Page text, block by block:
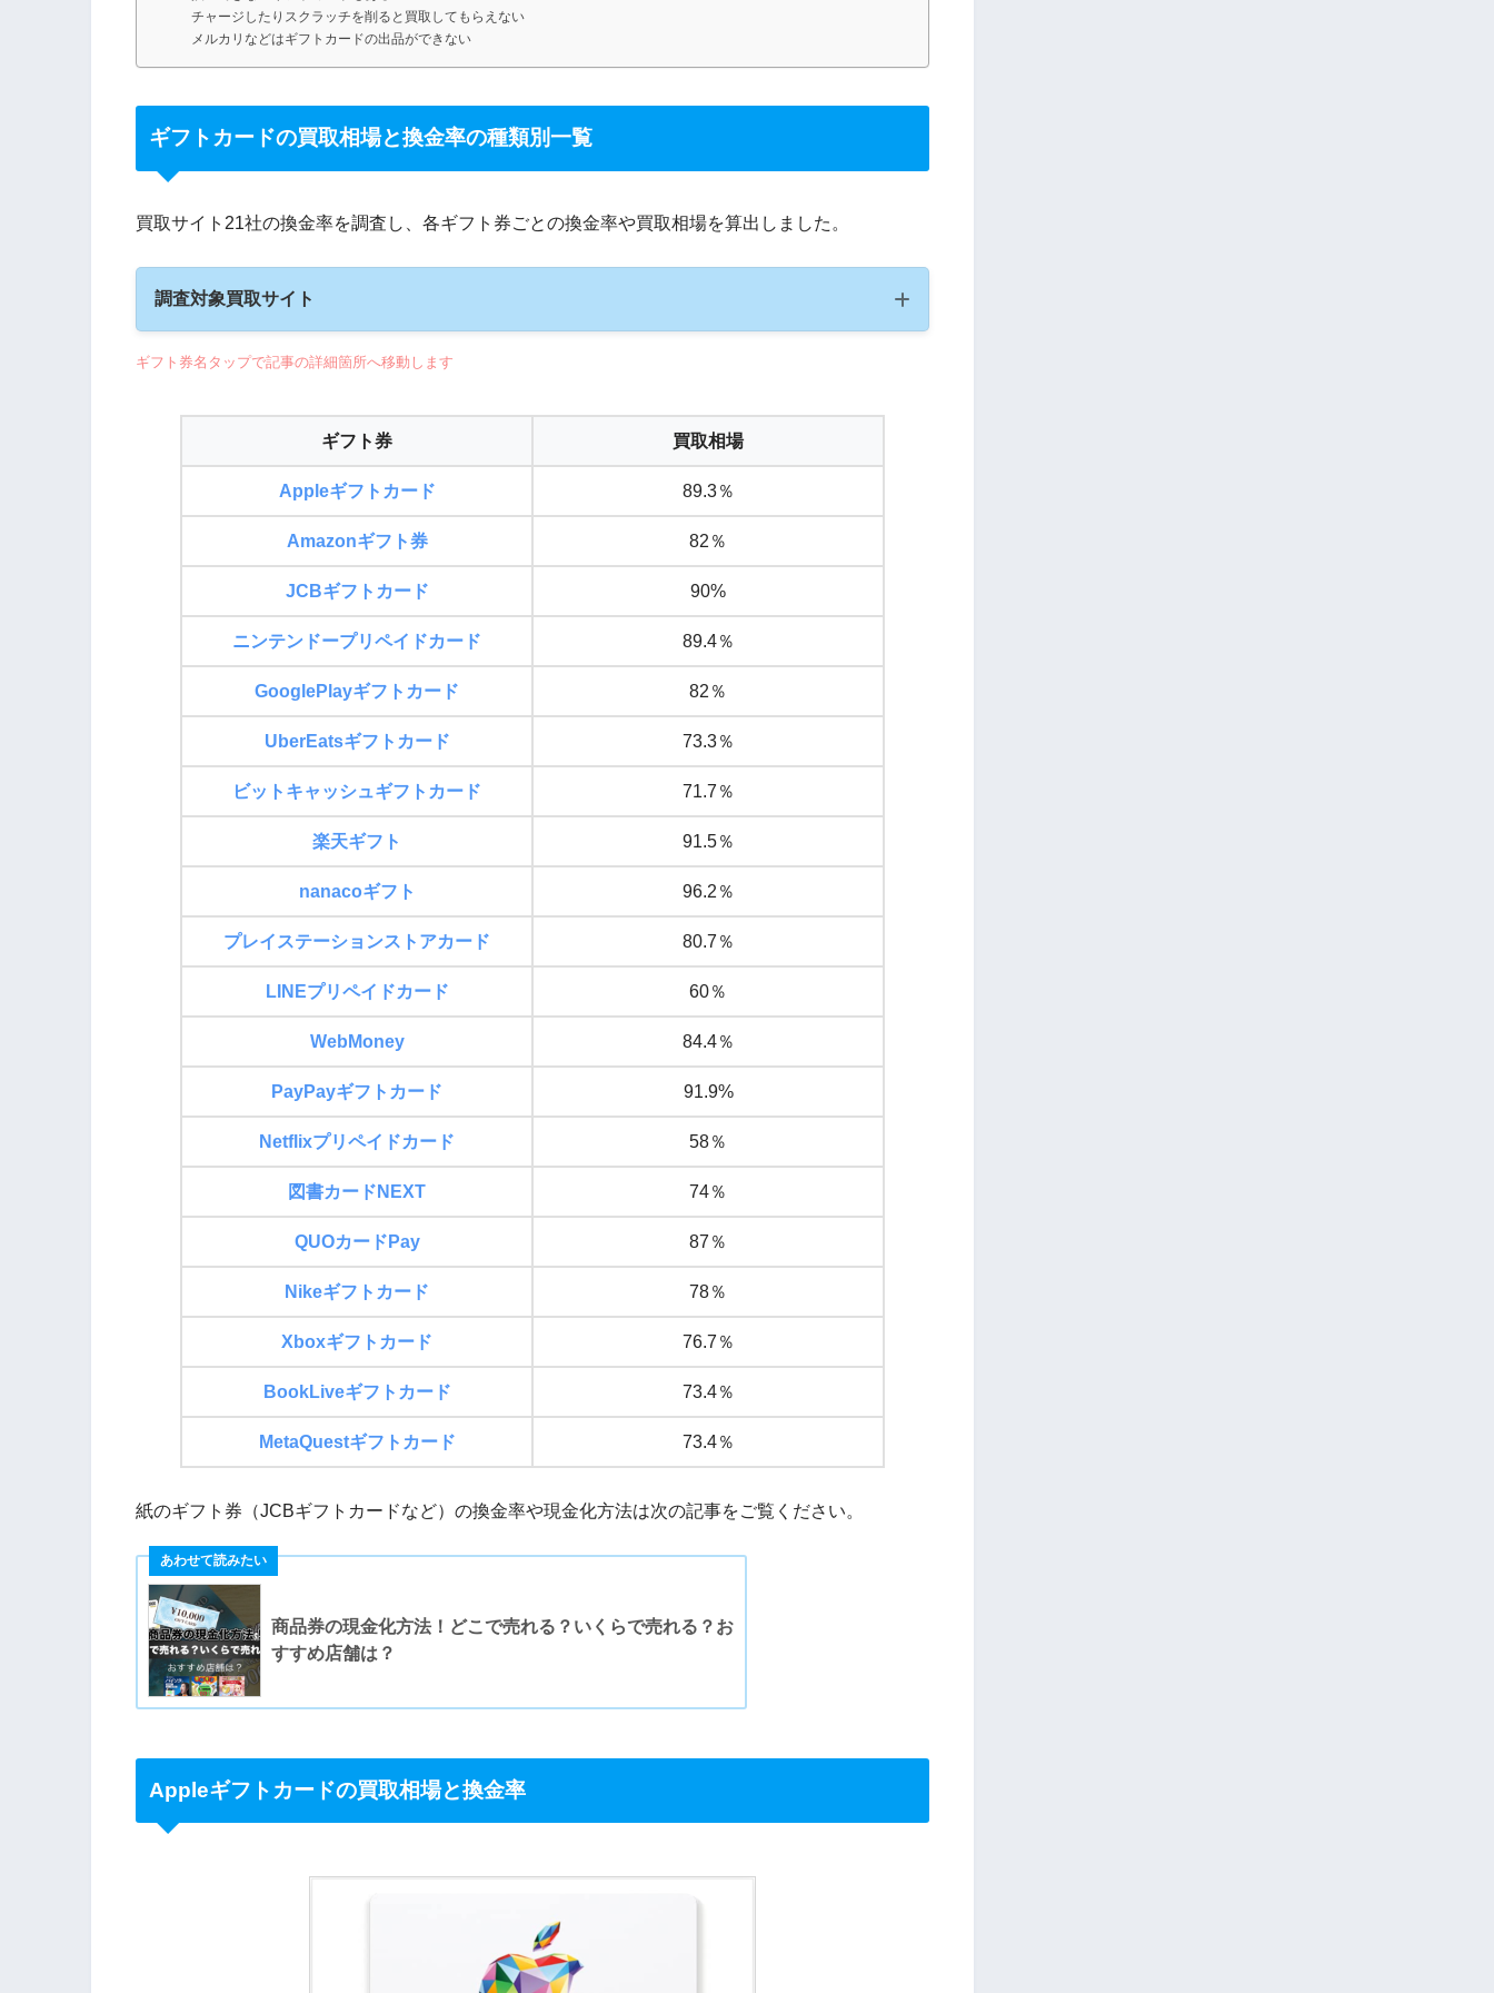
チャージしたりスクラッチを削ると買取してもらえない
メルカリなどはギフトカードの出品ができない
ギフトカードの買取相場と換金率の種類別一覧
買取サイト21社の換金率を調査し、各ギフト券ごとの換金率や買取相場を算出しました。
調査対象買取サイト
ギフト券名タップで記事の詳細箇所へ移動します
ギフト券 買取相場
Appleギフトカード 89.3％
Amazonギフト券 82％
JCBギフトカード 90%
ニンテンドープリペイドカード 89.4％
GooglePlayギフトカード 82％
UberEatsギフトカード 73.3％
ビットキャッシュギフトカード 71.7％
楽天ギフト 91.5％
nanacoギフト 96.2％
プレイステーションストアカード 80.7％
LINEプリペイドカード 60％
WebMoney 84.4％
PayPayギフトカード 91.9%
Netflixプリペイドカード 58％
図書カードNEXT 74％
QUOカードPay 87％
Nikeギフトカード 78％
Xboxギフトカード 76.7％
BookLiveギフトカード 73.4％
MetaQuestギフトカード 73.4％
紙のギフト券（JCBギフトカードなど）の換金率や現金化方法は次の記事をご覧ください。
商品券の現金化方法！どこで売れる？いくらで売れる？お
すすめ店舗は？
Appleギフトカードの買取相場と換金率